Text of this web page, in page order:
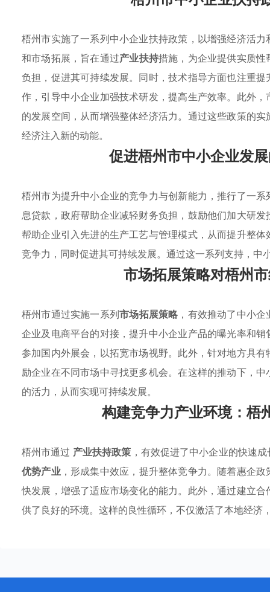
梧州市实施了一系列中小企业扶持政策，以增强经济活
和市场拓展，旨在通过产业扶持措施，为企业提供实质
负担，促进其可持续发展。同时，技术指导方面也注重
作，引导中小企业加强技术研发，提高生产效率。此外
的发展空间，从而增强整体经济活力。通过这些政策的
经济注入新的动能。
促进梧州市中小企业发
梧州市为提升中小企业的竞争力与创新能力，推行了一系
息贷款，政府帮助企业减轻财务负担，鼓励他们加大研
帮助企业引入先进的生产工艺与管理模式，从而提升整体
竞争力，同时促进其可持续发展。通过这一系列支持，
市场拓展策略对梧州
梧州市通过实施一系列市场拓展策略 ，有效推动了中小
企业及电商平台的对接，提升中小企业产品的曝光率和
参加国内外展会，以拓宽市场视野。此外，针对地方具
励企业在不同市场中寻找更多机会。在这样的推动下，
的活力，从而实现可持续发展。
构建竞争力产业环境：梧
梧州市通过 产业扶持政策 ，有效促进了中小企业的快速
优势产业，形成集中效应，提升整体竞争力。随着惠企
快发展，增强了适应市场变化的能力。此外，通过建立
供了良好的环境。这样的良性循环，不仅激活了本地经济